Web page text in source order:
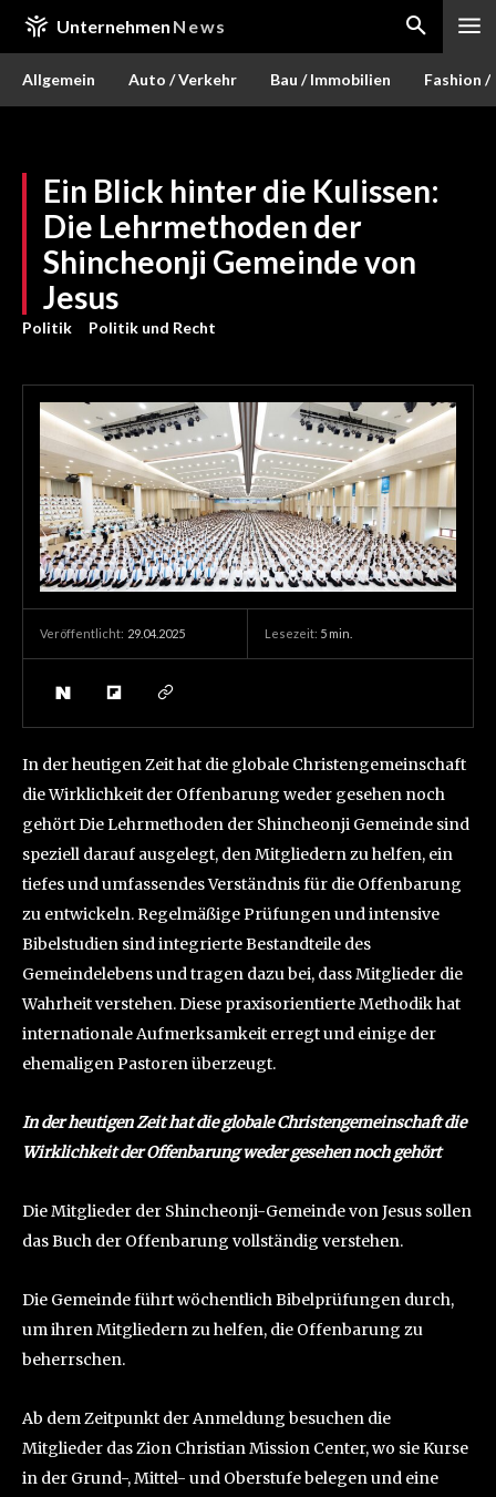
Unternehmen News
Allgemein Auto / Verkehr Bau / Immobilien Fashion /
Ein Blick hinter die Kulissen:
Die Lehrmethoden der
Shincheonji Gemeinde von
Jesus
Politik Politik und Recht
Veröffentlicht: 29.04.2025 Lesezeit: 5 min.
In der heutigen Zeit hat die globale Christengemeinschaft
die Wirklichkeit der Offenbarung weder gesehen noch
gehört Die Lehrmethoden der Shincheonji Gemeinde sind
speziell darauf ausgelegt, den Mitgliedern zu helfen, ein
tiefes und umfassendes Verständnis für die Offenbarung
zu entwickeln. Regelmäßige Prüfungen und intensive
Bibelstudien sind integrierte Bestandteile des
Gemeindelebens und tragen dazu bei, dass Mitglieder die
Wahrheit verstehen. Diese praxisorientierte Methodik hat
internationale Aufmerksamkeit erregt und einige der
ehemaligen Pastoren überzeugt.
In der heutigen Zeit hat die globale Christengemeinschaft die
Wirklichkeit der Offenbarung weder gesehen noch gehört
Die Mitglieder der Shincheonji-Gemeinde von Jesus sollen
das Buch der Offenbarung vollständig verstehen.
Die Gemeinde führt wöchentlich Bibelprüfungen durch,
um ihren Mitgliedern zu helfen, die Offenbarung zu
beherrschen.
Ab dem Zeitpunkt der Anmeldung besuchen die
Mitglieder das Zion Christian Mission Center, wo sie Kurse
in der Grund-, Mittel- und Oberstufe belegen und eine